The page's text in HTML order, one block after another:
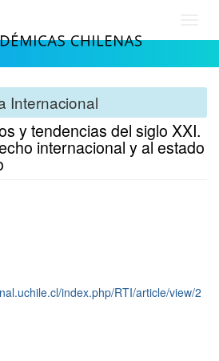
Internacional
y tendencias del siglo XXI.
internacional y al estado
index.php/RTI/article/view/2